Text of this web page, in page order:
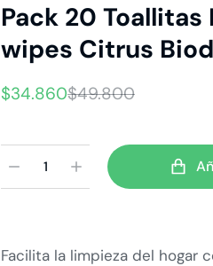
Pack 20
wipes Citrus
$49.800
$34.860
Facilita la limpieza del hogar